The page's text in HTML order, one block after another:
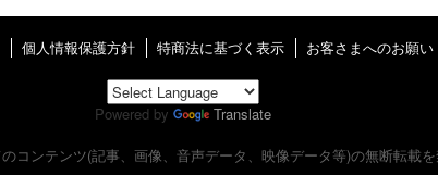
個人情報保護方針 特商法に基づく表示 お客さまへのお願い
Powered by
Translate
コンテンツ(記事、画像、音声データ、映像データ等)の無断転載を